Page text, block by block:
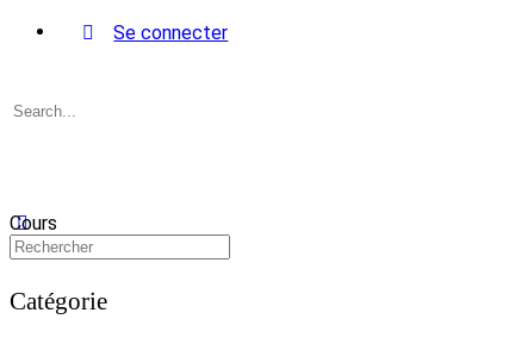
Se connecter
Recherche
Cours
Catégorie